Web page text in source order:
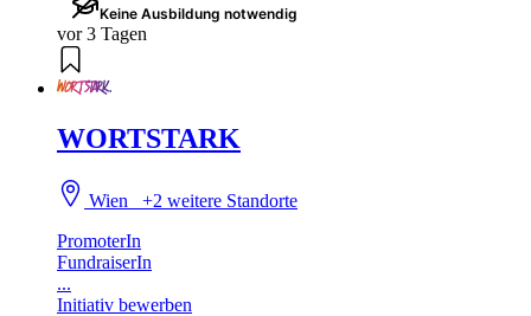
Keine Ausbildung notwendig
vor 3 Tagen
WORTSTARK
Wien+2 weitere Standorte
PromoterIn
FundraiserIn
...
Initiativ bewerben